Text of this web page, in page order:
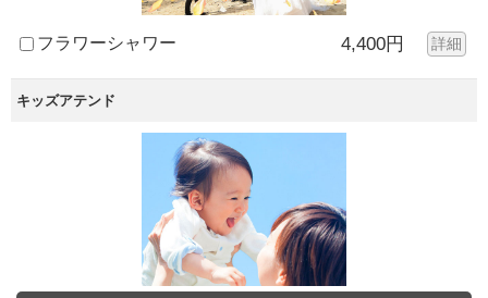
フラワーシャワー 4,400円 詳細
キッズアテンド